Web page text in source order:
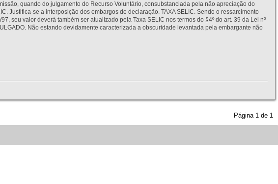
quando do julgamento do Recurso Voluntário, consubstanciada pela não apreciação do
Justifica-se a interposição dos embargos de declaração. TAXA SELIC. Sendo o ressarcimento
seu valor deverá também ser atualizado pela Taxa SELIC nos termos do §4º do art. 39 da Lei nº
Não estando devidamente caracterizada a obscuridade levantada pela embargante não
Página 1 de 1